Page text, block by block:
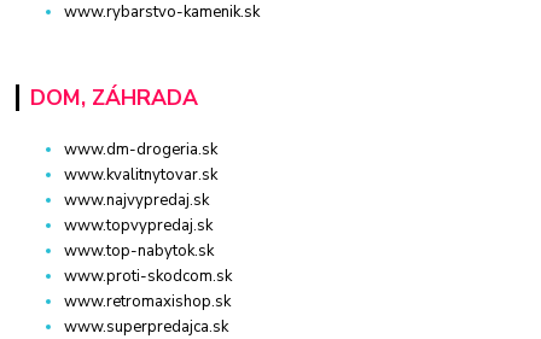
www.rybarstvo-kamenik.sk
DOM, ZÁHRADA
www.dm-drogeria.sk
www.kvalitnytovar.sk
www.najvypredaj.sk
www.topvypredaj.sk
www.top-nabytok.sk
www.proti-skodcom.sk
www.retromaxishop.sk
www.superpredajca.sk